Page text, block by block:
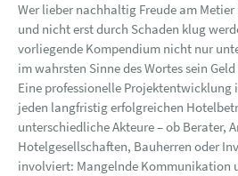
Wer lieber nachhaltig Freude am
und nicht erst durch Schaden klug
vorliegende Kompendium nicht nur
im wahrsten Sinne des Wortes sein
Eine professionelle Projektentwicklung
jeden langfristig erfolgreichen
unterschiedliche Akteure – ob Berater,
Hotelgesellschaften, Bauherren oder
involviert: Mangelnde Kommunikation